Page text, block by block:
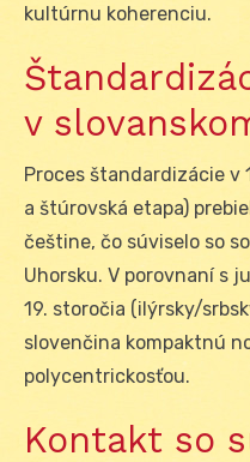
kultúrnu koherenciu.
v
Proces štandardizácie v
a štúrovská etapa)
češtine, čo súviselo so
Uhorsku. V porovnaní s
19. storočia (ilýrsky/
slovenčina kompaktnú
polycentrickosťou.
Kontakt so